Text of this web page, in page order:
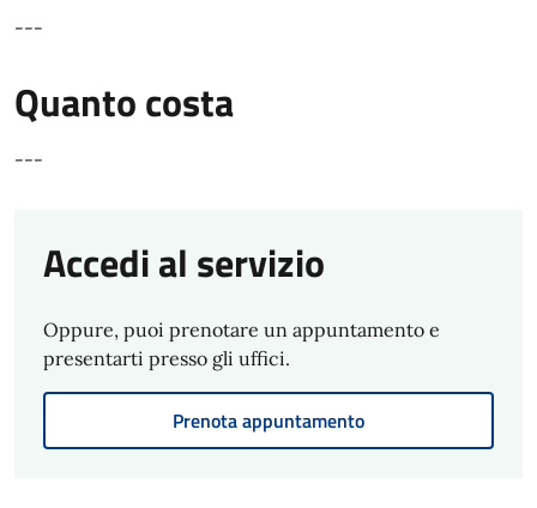
---
Quanto costa
---
Accedi al servizio
Oppure, puoi prenotare un appuntamento e
presentarti presso gli uffici.
Prenota appuntamento